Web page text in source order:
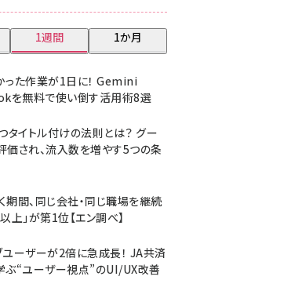
1週間 1か月
った作業が1日に！ Gemini
を無料で使い倒す活用術8選
タイトル付けの法則とは？ グー
価され、流入数を増やす5つの条
期間、同じ会社・同じ職場を継続
上」が第1位【エン調べ】
ユーザーが2倍に急成長！ JA共済
ぶ“ユーザー視点”のUI/UX改善